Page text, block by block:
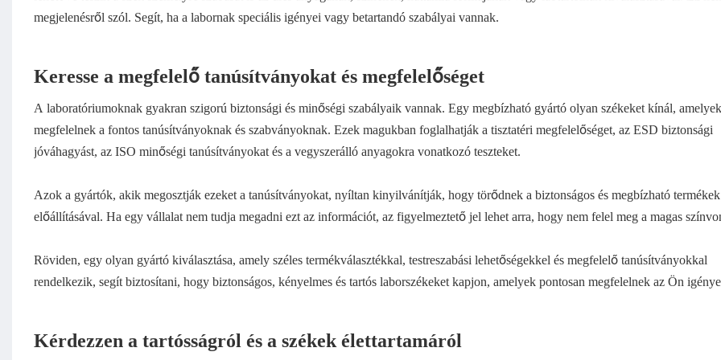
megjelenésről szól. Segít, ha a labornak speciális igényei vagy betartandó szabályai vannak.
Keresse a megfelelő tanúsítványokat és megfelelőséget
A laboratóriumoknak gyakran szigorú biztonsági és minőségi szabályaik vannak. Egy megbízható gyártó olyan székeket kínál, amelyek
megfelelnek a fontos tanúsítványoknak és szabványoknak. Ezek magukban foglalhatják a tisztatéri megfelelőséget, az ESD biztonsági
jóváhagyást, az ISO minőségi tanúsítványokat és a vegyszerálló anyagokra vonatkozó teszteket.
Azok a gyártók, akik megosztják ezeket a tanúsítványokat, nyíltan kinyilvánítják, hogy törődnek a biztonságos és megbízható termékek
előállításával. Ha egy vállalat nem tudja megadni ezt az információt, az figyelmeztető jel lehet arra, hogy nem felel meg a magas
Röviden, egy olyan gyártó kiválasztása, amely széles termékválasztékkal, testreszabási lehetőségekkel és megfelelő tanúsítványokkal
rendelkezik, segít biztosítani, hogy biztonságos, kényelmes és tartós laborszékeket kapjon, amelyek pontosan megfelelnek az Ön
Kérdezzen a tartósságról és a székek élettartamáról